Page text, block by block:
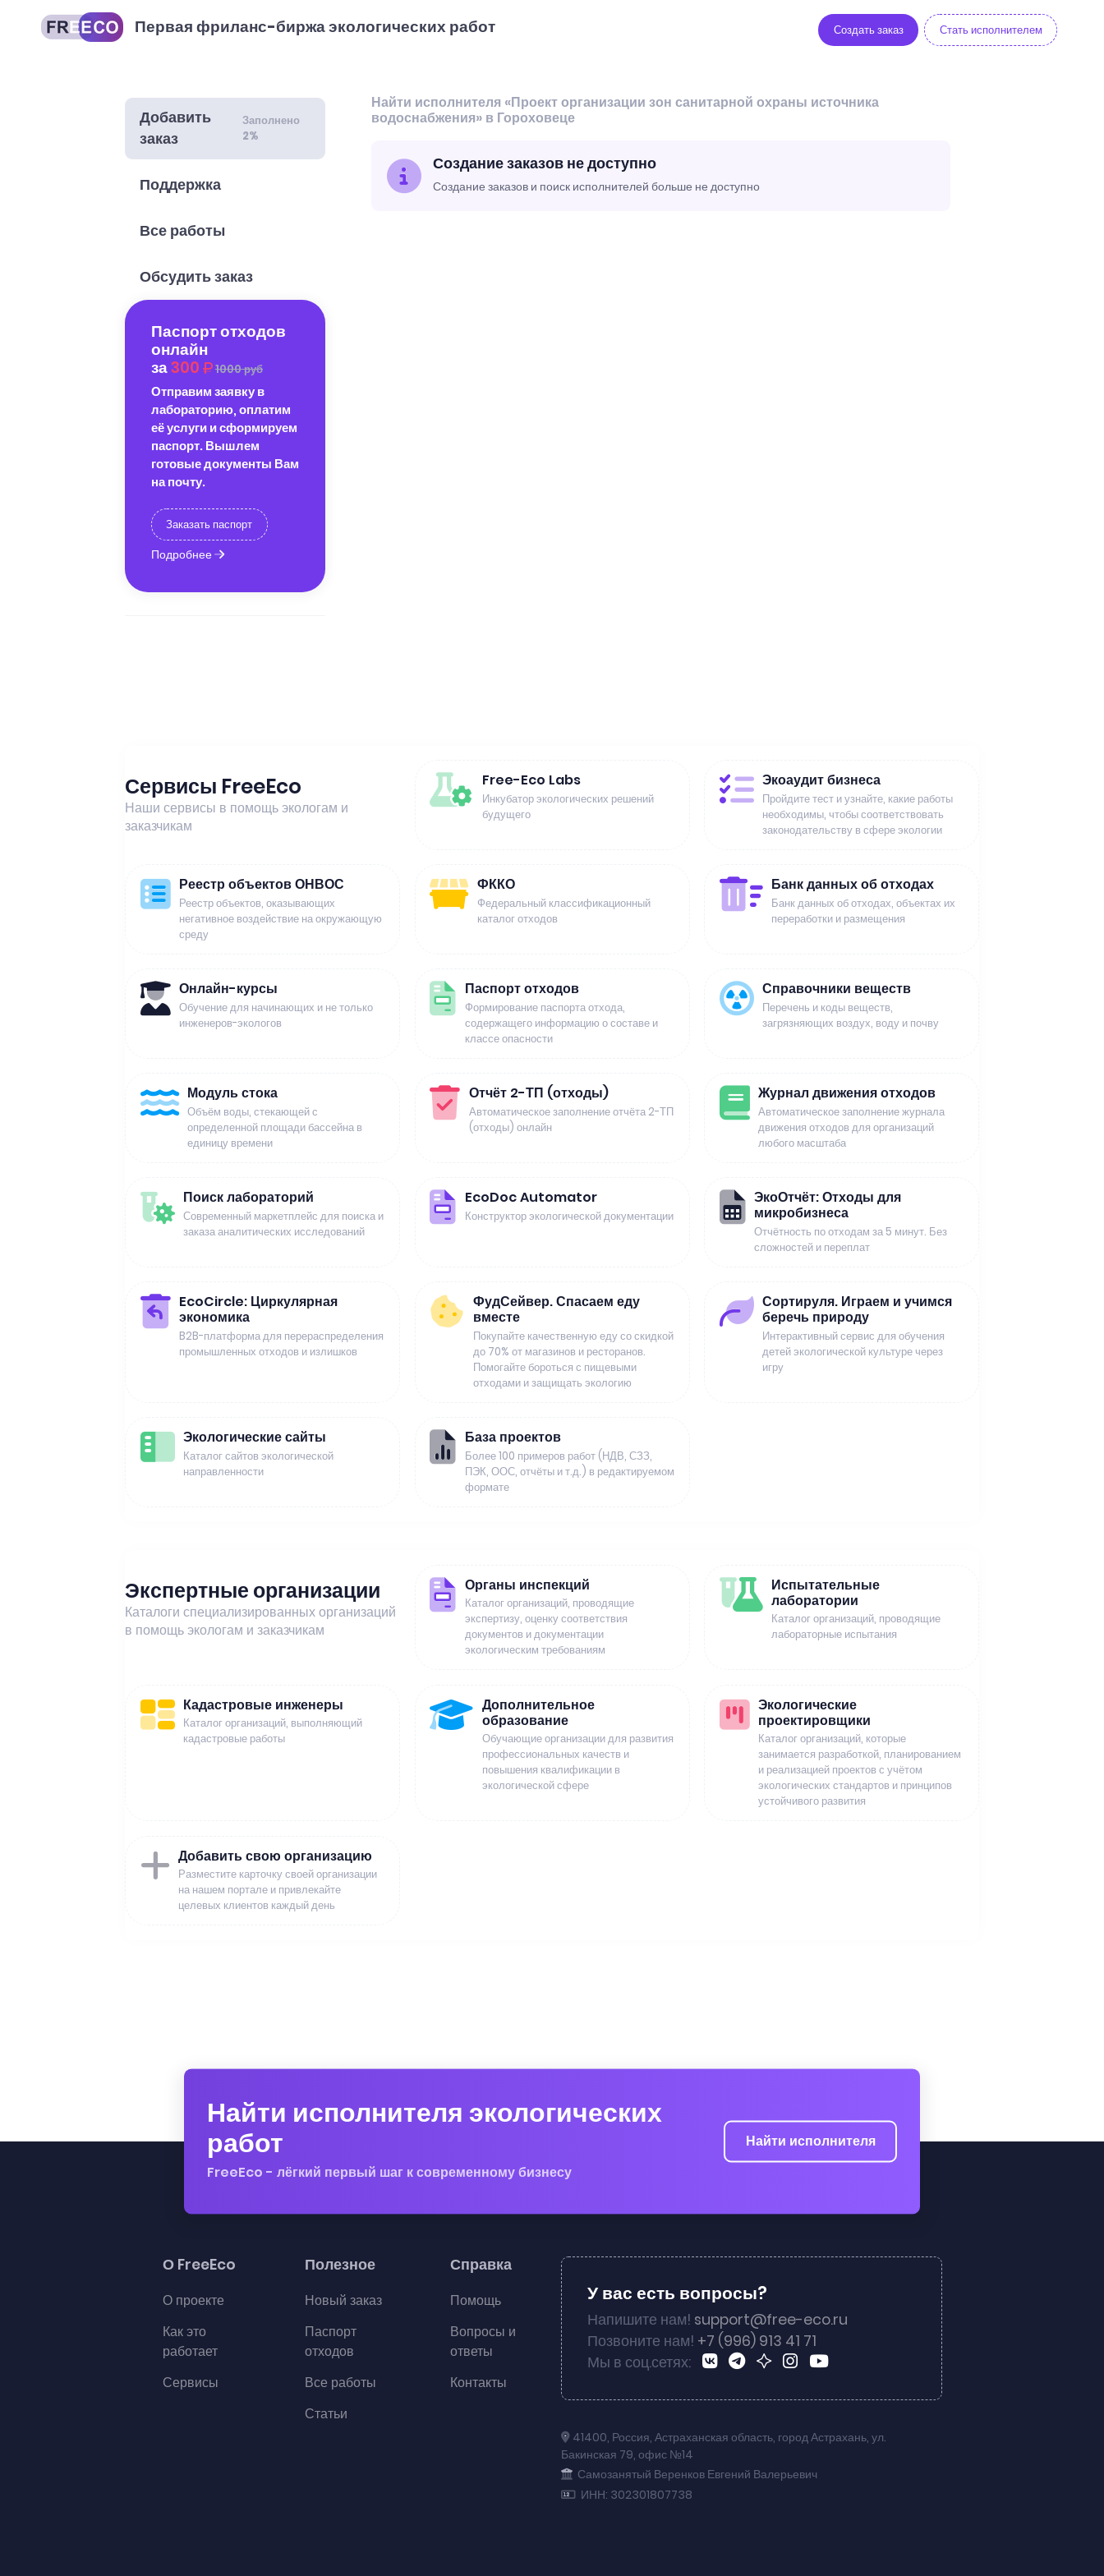
Первая фриланс-биржа экологических работ Создать заказ Стать исполнителем
Добавить
заказ
Заполнено
2%
Поддержка
Все работы
Обсудить заказ
Паспорт отходов
онлайн
за300 1000 руб
Отправим заявку в
лабораторию, оплатим
её услуги и сформируем
паспорт. Вышлем
готовые документы Вам
на почту.
Заказать паспорт
Подробнее
Найти исполнителя «Проект организации зон санитарной охраны источника
водоснабжения» в Гороховеце
Создание заказов не доступно
Создание заказов и поиск исполнителей больше не доступно
Сервисы FreeEco
Наши сервисы в помощь экологам и
заказчикам
Free-Eco Labs
Инкубатор экологических решений
будущего
Экоаудит бизнеса
Пройдите тест и узнайте, какие работы
необходимы, чтобы соответствовать
законодательству в сфере экологии
Реестр объектов ОНВОС
Реестр объектов, оказывающих
негативное воздействие на окружающую
среду
ФККО
Федеральный классификационный
каталог отходов
Банк данных об отходах
Банк данных об отходах, объектах их
переработки и размещения
Онлайн-курсы
Обучение для начинающих и не только
инженеров-экологов
Паспорт отходов
Формирование паспорта отхода,
содержащего информацию о составе и
классе опасности
Справочники веществ
Перечень и коды веществ,
загрязняющих воздух, воду и почву
Модуль стока
Объём воды, стекающей с
определенной площади бассейна в
единицу времени
Отчёт 2-ТП (отходы)
Автоматическое заполнение отчёта 2-ТП
(отходы) онлайн
Журнал движения отходов
Автоматическое заполнение журнала
движения отходов для организаций
любого масштаба
Поиск лабораторий
Современный маркетплейс для поиска и
заказа аналитических исследований
EcoDoc Automator
Конструктор экологической документации
ЭкоОтчёт: Отходы для
микробизнеса
Отчётность по отходам за 5 минут. Без
сложностей и переплат
EcoCircle: Циркулярная
экономика
B2B-платформа для перераспределения
промышленных отходов и излишков
ФудСейвер. Спасаем еду
вместе
Покупайте качественную еду со скидкой
до 70% от магазинов и ресторанов.
Помогайте бороться с пищевыми
отходами и защищать экологию
Сортируля. Играем и учимся
беречь природу
Интерактивный сервис для обучения
детей экологической культуре через
игру
Экологические сайты
Каталог сайтов экологической
направленности
База проектов
Более 100 примеров работ (НДВ, СЗЗ,
ПЭК, ООС, отчёты и т.д.) в редактируемом
формате
Экспертные организации
Каталоги специализированных организаций
в помощь экологам и заказчикам
Органы инспекций
Каталог организаций, проводящие
экспертизу, оценку соответствия
документов и документации
экологическим требованиям
Испытательные
лаборатории
Каталог организаций, проводящие
лабораторные испытания
Кадастровые инженеры
Каталог организаций, выполняющий
кадастровые работы
Дополнительное
образование
Обучающие организации для развития
профессиональных качеств и
повышения квалификации в
экологической сфере
Экологические
проектировщики
Каталог организаций, которые
занимается разработкой, планированием
и реализацией проектов с учётом
экологических стандартов и принципов
устойчивого развития
Добавить свою организацию
Разместите карточку своей организации
на нашем портале и привлекайте
целевых клиентов каждый день
Найти исполнителя экологических
работ
FreeEco - лёгкий первый шаг к современному бизнесу
Найти исполнителя
О FreeEco
О проекте
Как это
работает
Сервисы
Полезное
Новый заказ
Паспорт
отходов
Все работы
Статьи
Справка
Помощь
Вопросы и
ответы
Контакты
У вас есть вопросы?
Напишите нам! support@free-eco.ru
Позвоните нам! +7 (996) 913 41 71
Мы в соц.сетях:
41400, Россия, Астраханская область, город Астрахань, ул.
Бакинская 79, офис №14
Самозанятый Веренков Евгений Валерьевич
ИНН: 302301807738